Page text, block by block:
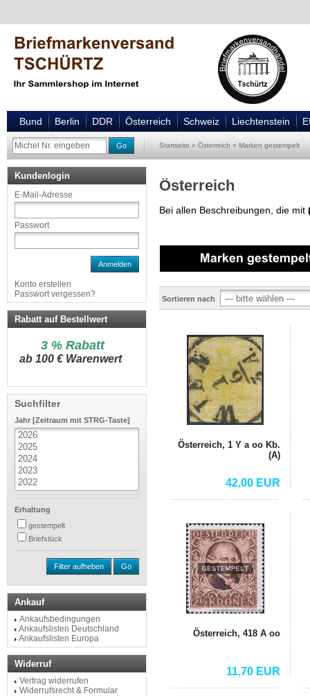
Bund Berlin DDR Österreich Schweiz Liechtenstein
Go Startseite » Österreich » Marken gestempelt
Österreich
Bei allen Beschreibungen, die mit
Sortieren nach
Österreich, 1 Y a oo Kb.
(A)
42,00 EUR
Österreich, 418 A oo
11,70 EUR
Kundenlogin
E-Mail-Adresse
Passwort
Anmelden
Konto erstellen
Passwort vergessen?
Rabatt auf Bestellwert
3 % Rabatt
ab 100 € Warenwert
Suchfilter
Jahr [Zeitraum mit STRG-Taste]
Erhaltung
gestempelt
Briefstück
Filter aufheben Go
Ankauf
Ankaufsbedingungen
Ankaufslisten Deutschland
Ankaufslisten Europa
Widerruf
Vertrag widerrufen
Widerrufsrecht & Formular